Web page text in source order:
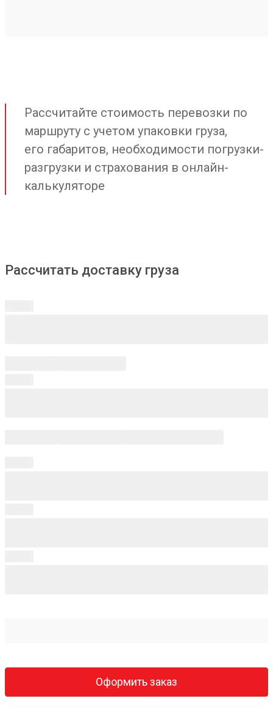
Рассчитайте стоимость перевозки по
маршруту с учетом упаковки груза,
его габаритов, необходимости погрузки-
разгрузки и страхования в онлайн-
калькуляторе
Рассчитать доставку груза
Оформить заказ